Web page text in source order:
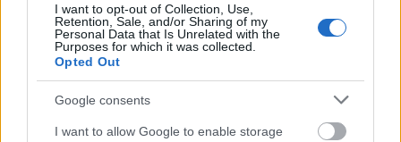
I want to opt-out of Collection, Use,
Retention, Sale, and/or Sharing of my
Personal Data that Is Unrelated with the
Purposes for which it was collected.
Opted Out
Google consents
I want to allow Google to enable storage
ΤΟ ΔΕΝΤΡΟ ΒΓΑΖΕΙ ΔΗΛΗΤΗΡΙΟ
Υλικά: – Περιγραφή: Ένας πρόσκοπος είναι το «δέντρο» και βγάζει
την παλάμη του ανοιχτή μπροστά, τεντώνοντας το χέρι του. Τα